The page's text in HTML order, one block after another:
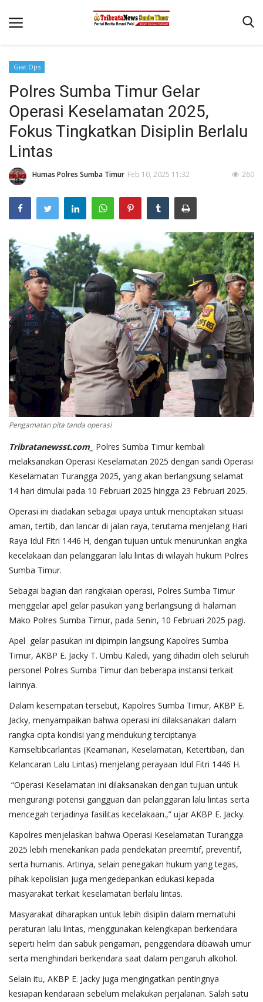
Beranda
Terms & Conditions
Reskrim
Binkam
Giat Ops
Mitra Polisi
Jurnal Kamtibmas
Giat Ops
Polres Sumba Timur Gelar
Operasi Keselamatan 2025,
Fokus Tingkatkan Disiplin Berlalu
Lintas
Humas Polres Sumba Timur Feb 10, 2025 11:32 260
Pengamatan pita tanda operasi
Tribratanewsst.com_ Polres Sumba Timur kembali
melaksanakan Operasi Keselamatan 2025 dengan sandi Operasi
Keselamatan Turangga 2025, yang akan berlangsung selamat
14 hari dimulai pada 10 Februari 2025 hingga 23 Februari 2025.
Operasi ini diadakan sebagai upaya untuk menciptakan situasi
aman, tertib, dan lancar di jalan raya, terutama menjelang Hari
Raya Idul Fitri 1446 H, dengan tujuan untuk menurunkan angka
kecelakaan dan pelanggaran lalu lintas di wilayah hukum Polres
Sumba Timur.
Sebagai bagian dari rangkaian operasi, Polres Sumba Timur
menggelar apel gelar pasukan yang berlangsung di halaman
Mako Polres Sumba Timur, pada Senin, 10 Februari 2025 pagi.
Apel gelar pasukan ini dipimpin langsung Kapolres Sumba
Timur, AKBP E. Jacky T. Umbu Kaledi, yang dihadiri oleh seluruh
personel Polres Sumba Timur dan beberapa instansi terkait
lainnya.
Dalam kesempatan tersebut, Kapolres Sumba Timur, AKBP E.
Jacky, menyampaikan bahwa operasi ini dilaksanakan dalam
rangka cipta kondisi yang mendukung terciptanya
Kamseltibcarlantas (Keamanan, Keselamatan, Ketertiban, dan
Kelancaran Lalu Lintas) menjelang perayaan Idul Fitri 1446 H.
“Operasi Keselamatan ini dilaksanakan dengan tujuan untuk
mengurangi potensi gangguan dan pelanggaran lalu lintas serta
mencegah terjadinya fasilitas kecelakaan.,” ujar AKBP E. Jacky.
Kapolres menjelaskan bahwa Operasi Keselamatan Turangga
2025 lebih menekankan pada pendekatan preemtif, preventif,
serta humanis. Artinya, selain penegakan hukum yang tegas,
pihak kepolisian juga mengedepankan edukasi kepada
masyarakat terkait keselamatan berlalu lintas.
Masyarakat diharapkan untuk lebih disiplin dalam mematuhi
peraturan lalu lintas, menggunakan kelengkapan berkendara
seperti helm dan sabuk pengaman, penggendara dibawah umur
serta menghindari berkendara saat dalam pengaruh alkohol.
Selain itu, AKBP E. Jacky juga mengingatkan pentingnya
kesiapan kendaraan sebelum melakukan perjalanan. Salah satu